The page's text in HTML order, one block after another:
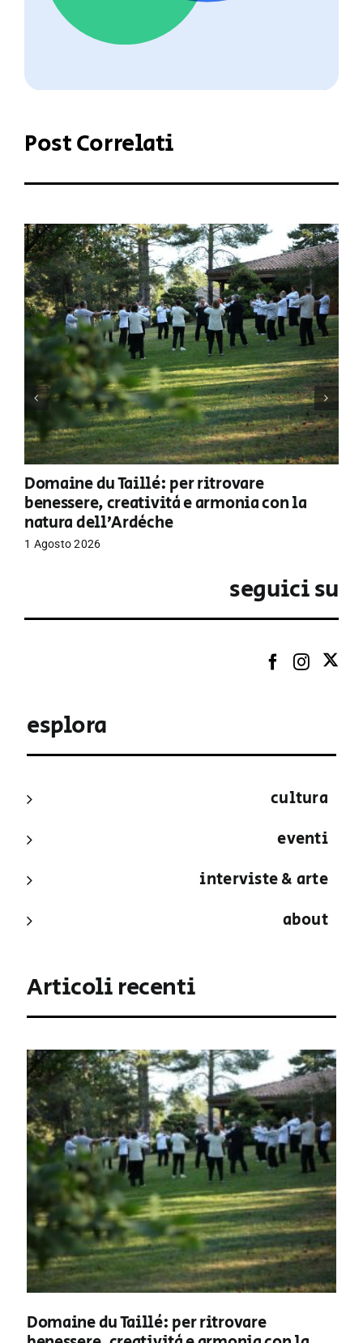
Post Correlati
Domaine du Taillé: per ritrovare
benessere, creatività e armonia con la
natura dell’Ardèche
1 Agosto 2026
seguici su
esplora
cultura
eventi
interviste & arte
about
Articoli recenti
Domaine du Taillé: per ritrovare